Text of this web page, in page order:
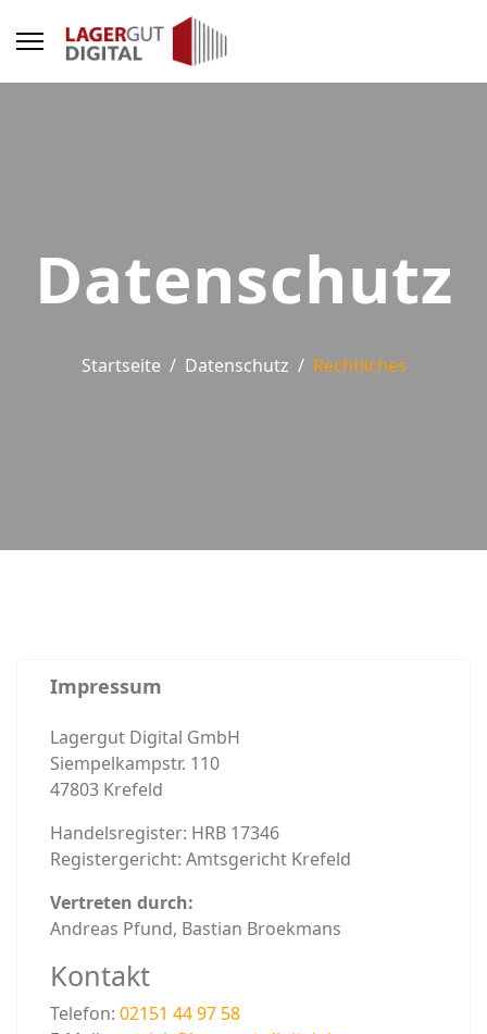
Datenschutz
Startseite Datenschutz Rechtliches
Impressum
Lagergut Digital GmbH
Siempelkampstr. 110
47803 Krefeld
Handelsregister: HRB 17346
Registergericht: Amtsgericht Krefeld
Vertreten durch:
Andreas Pfund, Bastian Broekmans
Kontakt
Telefon: 02151 44 97 58